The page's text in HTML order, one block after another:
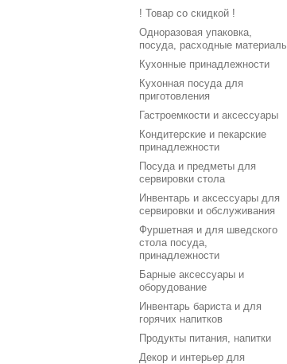
! Товар со скидкой !
Одноразовая упаковка,
посуда, расходные
Кухонные принадлежности
Кухонная посуда для
приготовления
Гастроемкости и аксессуары
Кондитерские и пекарские
принадлежности
Посуда и предметы для
сервировки стола
Инвентарь и аксессуары для
сервировки и обслуживания
Фуршетная и для шведского
стола посуда,
принадлежности
Барные аксессуары и
оборудование
Инвентарь бариста и для
горячих напитков
Продукты питания, напитки
Декор и интерьер для